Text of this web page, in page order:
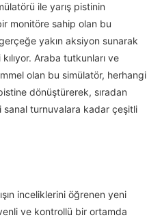
ile yarış pistinin
monitöre sahip olan bu
yakın aksiyon sunarak
Araba tutkunları ve
olan bu simülatör, herhangi
dönüştürerek, sıradan
turnuvalara kadar çeşitli
inceliklerini öğrenen yeni
ve kontrollü bir ortamda